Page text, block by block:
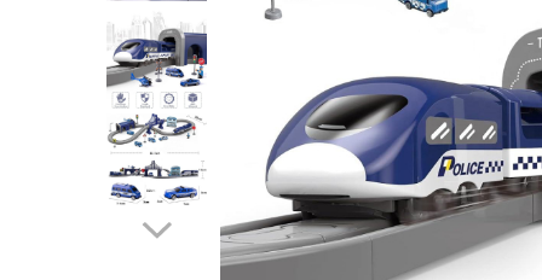
Jucarii sub 59 lei
Carti & Activitati pentru Copii